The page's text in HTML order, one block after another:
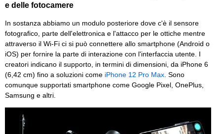
e delle fotocamere
In sostanza abbiamo un modulo posteriore dove c'è il sensore
fotografico, parte dell'elettronica e l'attacco per le ottiche mentre
attraverso il Wi-Fi ci si può connettere allo smartphone (Android o
iOS) per fornire la parte di interazione con l'interfaccia utente. I
creatori indicano il supporto, in termini di dimensioni, da iPhone 6
(6,42 cm) fino a soluzioni come iPhone 12 Pro Max . Sono
comunque supportati smartphone come Google Pixel, OnePlus,
Samsung e altri.